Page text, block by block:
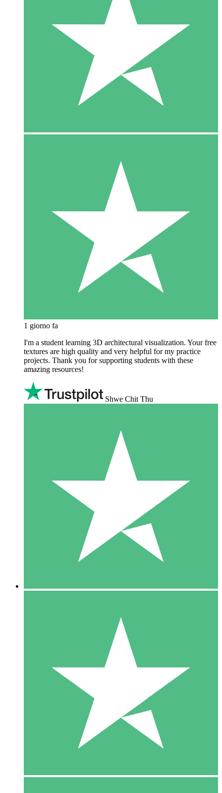
1 giorno fa
I'm a student learning 3D architectural visualization. Your free
textures are high quality and very helpful for my practice
projects. Thank you for supporting students with these
amazing resources!
Shwe Chit Thu